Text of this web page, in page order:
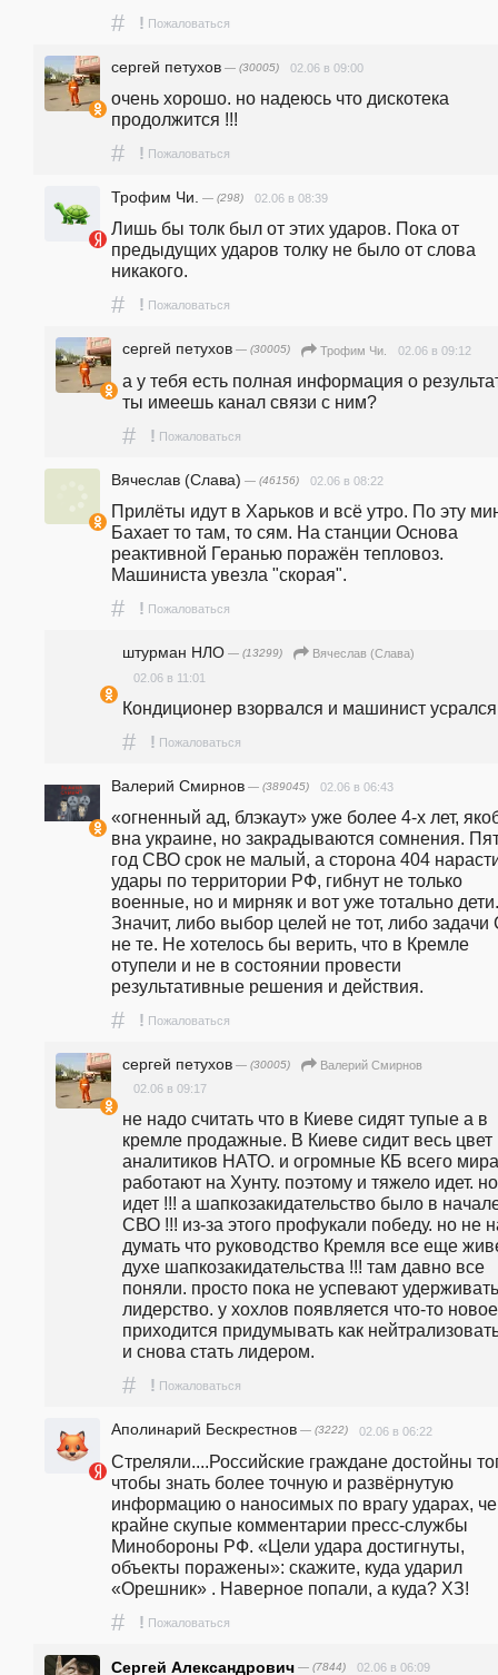
# ! Пожаловаться
сергей петухов — (30005) 02.06 в 09:00
очень хорошо. но надеюсь что дискотека
продолжится !!!
# ! Пожаловаться
Трофим Чи. — (298) 02.06 в 08:39
Лишь бы толк был от этих ударов. Пока от
предыдущих ударов толку не было от слова
никакого.
# ! Пожаловаться
сергей петухов — (30005) Трофим Чи. 02.06 в 09:12
а у тебя есть полная информация о
ты имеешь канал связи с ним?
# ! Пожаловаться
Вячеслав (Слава) — (46156) 02.06 в 08:22
Прилёты идут в Харьков и всё утро. По эту
Бахает то там, то сям. На станции Основа
реактивной Геранью поражён тепловоз.
Машиниста увезла "скорая".
# ! Пожаловаться
штурман НЛО — (13299)
Вячеслав (Слава)
02.06 в 11:01
Кондиционер взорвался и машинист
# ! Пожаловаться
Валерий Смирнов — (389045) 02.06 в 06:43
«огненный ад, блэкаут» уже более 4-х лет,
вна украине, но закрадываются сомнения.
год СВО срок не малый, а сторона 404
удары по территории РФ, гибнут не только
военные, но и мирняк и вот уже тотально дети.
Значит, либо выбор целей не тот, либо
не те. Не хотелось бы верить, что в Кремле
отупели и не в состоянии провести
результативные решения и действия.
# ! Пожаловаться
сергей петухов — (30005)
Валерий Смирнов
02.06 в 09:17
не надо считать что в Киеве сидят тупые а в
кремле продажные. В Киеве сидит весь цвет
аналитиков НАТО. и огромные КБ всего мира
работают на Хунту. поэтому и тяжело идет. но
идет !!! а шапкозакидательство было в
СВО !!! из-за этого профукали победу. но не
думать что руководство Кремля все еще
духе шапкозакидательства !!! там давно все
поняли. просто пока не успевают удерживать
лидерство. у хохлов появляется что-то
приходится придумывать как
и снова стать лидером.
# ! Пожаловаться
Аполинарий Бескрестнов — (3222) 02.06 в 06:22
Стреляли....Российские граждане достойны
чтобы знать более точную и развёрнутую
информацию о наносимых по врагу ударах,
крайне скупые комментарии пресс-службы
Минобороны РФ. «Цели удара достигнуты,
объекты поражены»: скажите, куда ударил
«Орешник» . Наверное попали, а куда? ХЗ!
# ! Пожаловаться
Сергей Александрович — (7844) 02.06 в 06:09